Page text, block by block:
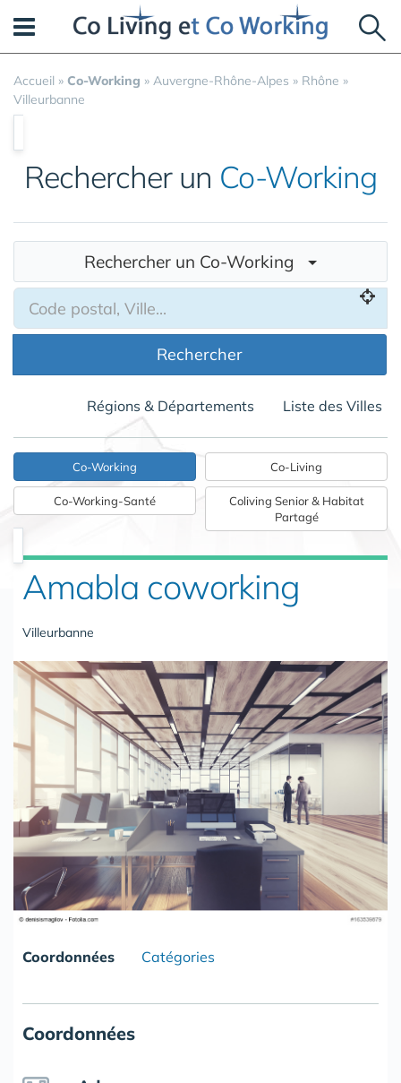
Accueil » Co-Working » Auvergne-Rhône-Alpes » Rhône »
Villeurbanne
Rechercher un Co-Working
Rechercher un Co-Working
Rechercher
Régions & Départements Liste des Villes
Co-Working
Co-Working-Santé
Co-Living
Coliving Senior & Habitat
Partagé
Amabla coworking
Villeurbanne
Coordonnées Catégories
Coordonnées
Panneau de gestion des cookies